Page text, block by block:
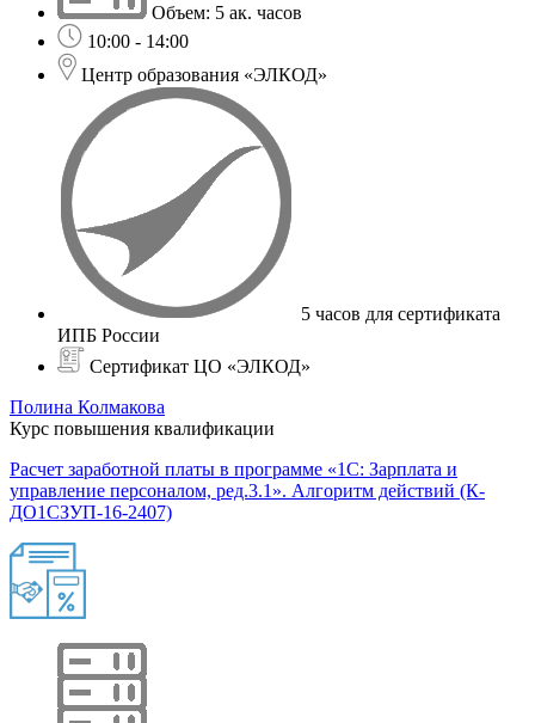
Объем: 5 ак. часов
10:00 - 14:00
Центр образования «ЭЛКОД»
5 часов для сертификата
ИПБ России
Сертификат ЦО «ЭЛКОД»
Полина Колмакова
Курс повышения квалификации
Расчет заработной платы в программе «1С: Зарплата и
управление персоналом, ред.3.1». Алгоритм действий (К-
ДО1СЗУП-16-2407)